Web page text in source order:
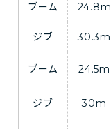
ブーム 24.8m
ジブ 30.3m
ブーム 24.5m
ジブ 30m